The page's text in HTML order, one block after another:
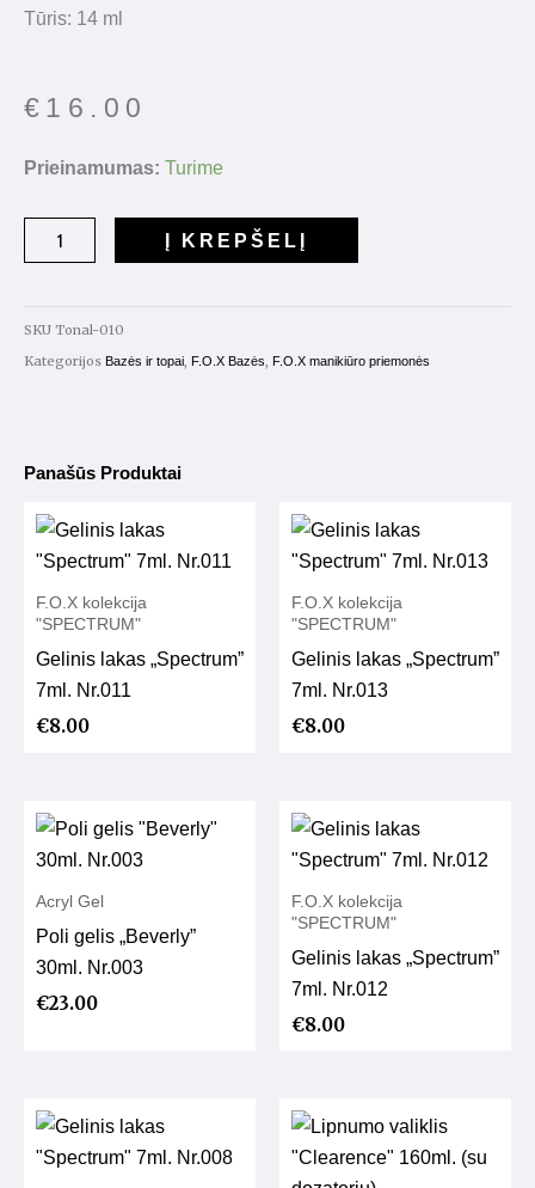
Tūris: 14 ml
€ 16.00
Prieinamumas: Turime
produkto
Base
Nr.010
14ml.
Į KREPŠELĮ
SKU Tonal-010
Kategorijos Bazės ir topai, F.O.X Bazės, F.O.X manikiūro priemonės
Panašūs Produktai
F.O.X kolekcija
"SPECTRUM"
Gelinis lakas „Spectrum”
7ml. Nr.011
€8.00
F.O.X kolekcija
"SPECTRUM"
Gelinis lakas „Spectrum”
7ml. Nr.013
€8.00
Acryl Gel
Poli gelis „Beverly”
30ml. Nr.003
€23.00
F.O.X kolekcija
"SPECTRUM"
Gelinis lakas „Spectrum”
7ml. Nr.012
€8.00